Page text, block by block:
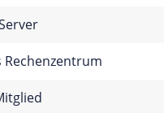
Rechenzentrum